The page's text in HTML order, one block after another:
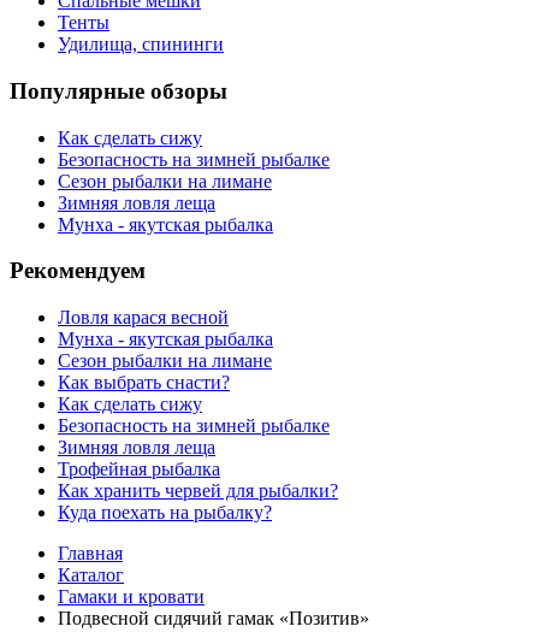
Тенты
Удилища, спининги
Популярные обзоры
Как сделать сижу
Безопасность на зимней рыбалке
Сезон рыбалки на лимане
Зимняя ловля леща
Мунха - якутская рыбалка
Рекомендуем
Ловля карася весной
Мунха - якутская рыбалка
Сезон рыбалки на лимане
Как выбрать снасти?
Как сделать сижу
Безопасность на зимней рыбалке
Зимняя ловля леща
Трофейная рыбалка
Как хранить червей для рыбалки?
Куда поехать на рыбалку?
Главная
Каталог
Гамаки и кровати
Подвесной сидячий гамак «Позитив»